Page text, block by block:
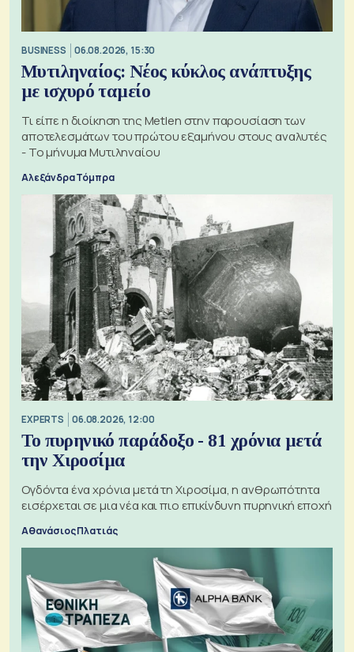
BUSINESS 06.08.2026, 15:30
Μυτιληναίος: Νέος κύκλος ανάπτυξης
με ισχυρό ταμείο
Τι είπε η διοίκηση της Metlen στην παρουσίαση των
αποτελεσμάτων του πρώτου εξαμήνου στους αναλυτές
- Το μήνυμα Μυτιληναίου
Αλεξάνδρα Τόμπρα
EXPERTS 06.08.2026, 12:00
Το πυρηνικό παράδοξο - 81 χρόνια μετά
την Χιροσίμα
Ογδόντα ένα χρόνια μετά τη Χιροσίμα, η ανθρωπότητα
εισέρχεται σε μια νέα και πιο επικίνδυνη πυρηνική εποχή
Αθανάσιος Πλατιάς